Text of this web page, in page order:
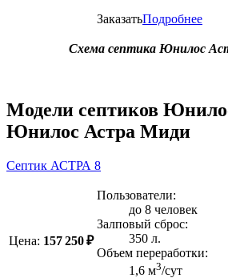
ЗаказатьПодробнее
Схема септика Юнилос
Модели септиков
Юнилос Астра Миди
Септик АСТРА 8
Цена: 157 250 ₽
Пользователи:
до 8 человек
Залповый сброс:
350 л.
Объем переработки:
1,6 м3/сут